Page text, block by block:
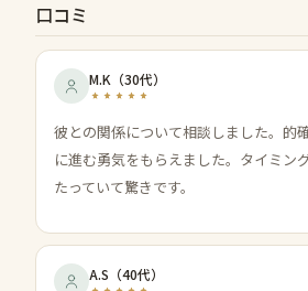
口コミ
M.K （30代）
彼との関係について相談しました。的
に進む勇気をもらえました。タイミン
たっていて驚きです。
A.S （40代）